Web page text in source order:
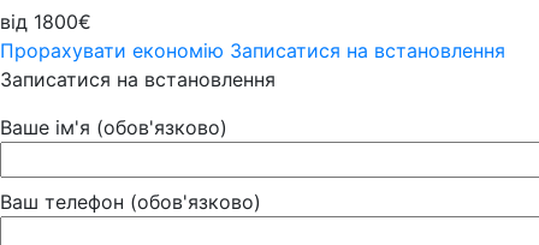
від 1800€
Прорахувати економію Записатися на встановлення
Записатися на встановлення
Ваше ім'я (обов'язково)
Ваш телефон (обов'язково)